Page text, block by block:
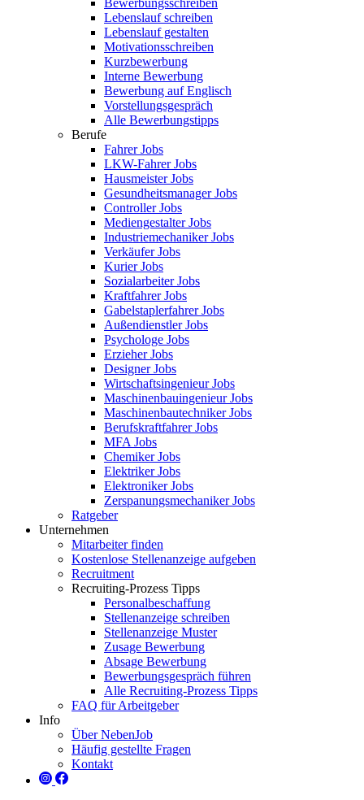
Bewerbungsschreiben
Lebenslauf schreiben
Lebenslauf gestalten
Motivationsschreiben
Kurzbewerbung
Interne Bewerbung
Bewerbung auf Englisch
Vorstellungsgespräch
Alle Bewerbungstipps
Berufe
Fahrer Jobs
LKW-Fahrer Jobs
Hausmeister Jobs
Gesundheitsmanager Jobs
Controller Jobs
Mediengestalter Jobs
Industriemechaniker Jobs
Verkäufer Jobs
Kurier Jobs
Sozialarbeiter Jobs
Kraftfahrer Jobs
Gabelstaplerfahrer Jobs
Außendienstler Jobs
Psychologe Jobs
Erzieher Jobs
Designer Jobs
Wirtschaftsingenieur Jobs
Maschinenbauingenieur Jobs
Maschinenbautechniker Jobs
Berufskraftfahrer Jobs
MFA Jobs
Chemiker Jobs
Elektriker Jobs
Elektroniker Jobs
Zerspanungsmechaniker Jobs
Ratgeber
Unternehmen
Mitarbeiter finden
Kostenlose Stellenanzeige aufgeben
Recruitment
Recruiting-Prozess Tipps
Personalbeschaffung
Stellenanzeige schreiben
Stellenanzeige Muster
Zusage Bewerbung
Absage Bewerbung
Bewerbungsgespräch führen
Alle Recruiting-Prozess Tipps
FAQ für Arbeitgeber
Info
Über NebenJob
Häufig gestellte Fragen
Kontakt